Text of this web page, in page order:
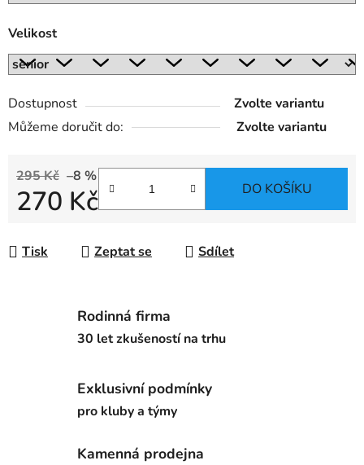
Velikost
Dostupnost
Zvolte variantu
Můžeme doručit do:
Zvolte variantu
295 Kč –8 %
270 Kč DO KOŠÍKU
Tisk Zeptat se Sdílet
Rodinná firma
30 let zkušeností na trhu
Exklusivní podmínky
pro kluby a týmy
Kamenná prodejna